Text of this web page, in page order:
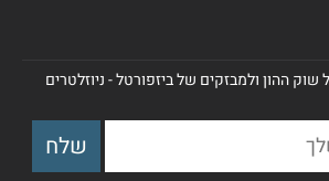
ההון ולמבזקים של ביזפורטל - ניוזלטרים